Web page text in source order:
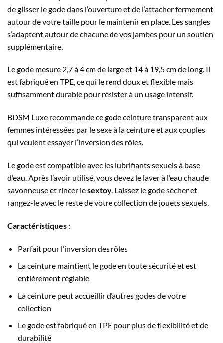
de glisser le gode dans l’ouverture et de l’attacher fermement
autour de votre taille pour le maintenir en place. Les sangles
s’adaptent autour de chacune de vos jambes pour un soutien
supplémentaire.
Le gode mesure 2,7 à 4 cm de large et 14 à 19,5 cm de long. Il
est fabriqué en TPE, ce qui le rend doux et flexible mais
suffisamment durable pour résister à un usage intensif.
BDSM Luxe recommande ce gode ceinture transparent aux
femmes intéressées par le sexe à la ceinture et aux couples
qui veulent essayer l’inversion des rôles.
Le gode est compatible avec les lubrifiants sexuels à base
d’eau. Après l’avoir utilisé, vous devez le laver à l’eau chaude
savonneuse et rincer lesextoy. Laissez le gode sécher et
rangez-le avec le reste de votre collection de jouets sexuels.
Caractéristiques :
Parfait pour l’inversion des rôles
La ceinture maintient le gode en toute sécurité et est
entièrement réglable
La ceinture peut accueillir d’autres godes de votre
collection
Le gode est fabriqué en TPE pour plus de flexibilité et de
durabilité